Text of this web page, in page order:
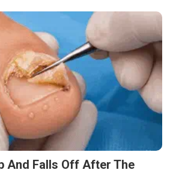
And Falls Off After The